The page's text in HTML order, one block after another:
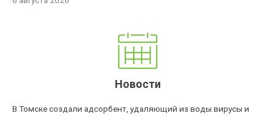
Новости
В Томске создали адсорбент, удаляющий из воды вирусы и